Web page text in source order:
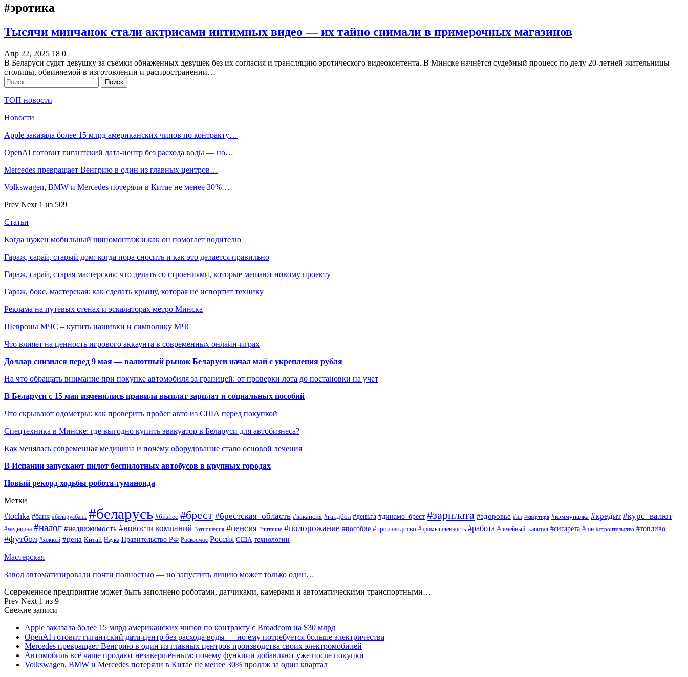
#эротика
Тысячи минчанок стали актрисами интимных видео — их тайно снимали в примерочных магазинов
Апр 22, 2025 18 0
В Беларуси судят девушку за съемки обнаженных девушек без их согласия и трансляцию эротического видеоконтента. В Минске начнётся судебный процесс по делу 20-летней жительницы
столицы, обвиняемой в изготовлении и распространении…
ТОП новости
Новости
Apple заказала более 15 млрд американских чипов по контракту…
OpenAI готовит гигантский дата-центр без расхода воды — но…
Mercedes превращает Венгрию в один из главных центров…
Volkswagen, BMW и Mercedes потеряли в Китае не менее 30%…
Prev Next 1 из 509
Статьи
Когда нужен мобильный шиномонтаж и как он помогает водителю
Гараж, сарай, старый дом: когда пора сносить и как это делается правильно
Гараж, сарай, старая мастерская: что делать со строениями, которые мешают новому проекту
Гараж, бокс, мастерская: как сделать крышу, которая не испортит технику
Реклама на путевых стенах и эскалаторах метро Минска
Шевроны МЧС – купить нашивки и символику МЧС
Что влияет на ценность игрового аккаунта в современных онлайн-играх
Доллар снизился перед 9 мая — валютный рынок Беларуси начал май с укрепления рубля
На что обращать внимание при покупке автомобиля за границей: от проверки лота до постановки на учет
В Беларуси с 15 мая изменились правила выплат зарплат и социальных пособий
Что скрывают одометры: как проверить пробег авто из США перед покупкой
Спецтехника в Минске: где выгодно купить эвакуатор в Беларуси для автобизнеса?
Как менялась современная медицина и почему оборудование стало основой лечения
В Испании запускают пилот беспилотных автобусов в крупных городах
Новый рекорд ходьбы робота-гуманоида
Метки
#tochka #банк #беларусбанк #беларусь #бизнес #брест #брестская_область #вакансия #гандбол #деньга #динамо_брест #зарплата #здоровье #ип #квартира #коммуналка #кредит #курс_валют
#медицина #налог #недвижимость #новости компаний #отношения #пенсия #питание #подорожание #пособие #производство #промышленность #работа #семейный_капитал #сигарета #сон #строительство #топливо
#футбол #хоккей #цена Китай Наука Правительство РФ Роскосмос Россия США технологии
Мастерская
Завод автоматизировали почти полностью — но запустить линию может только один…
Современное предприятие может быть заполнено роботами, датчиками, камерами и автоматическими транспортными…
Prev Next 1 из 9
Свежие записи
Apple заказала более 15 млрд американских чипов по контракту с Broadcom на $30 млрд
OpenAI готовит гигантский дата-центр без расхода воды — но ему потребуется больше электричества
Mercedes превращает Венгрию в один из главных центров производства своих электромобилей
Автомобиль всё чаще продают незавершённым: почему функции добавляют уже после покупки
Volkswagen, BMW и Mercedes потеряли в Китае не менее 30% продаж за один квартал